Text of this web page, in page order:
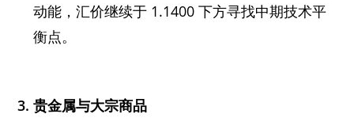
动能，汇价继续于 1.1400 下方寻找中期技术平
衡点。
3.贵金属与大宗商品